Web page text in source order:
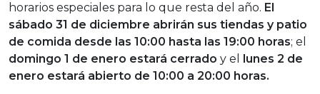
horarios especiales para lo que resta del año. El
sábado 31 de diciembre abrirán sus tiendas y patio
de comida desde las 10:00 hasta las 19:00 horas; el
domingo 1 de enero estará cerrado y el
lunes 2 de
enero estará abierto de 10:00 a 20:00 horas.